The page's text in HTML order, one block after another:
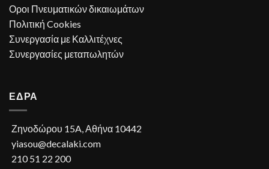
Οροι Πνευματικών δικαιωμάτων
Πολιτική Cookies
Συνεργασία με Καλλιτέχνες
Συνεργασίες μεταπωλητών
ΕΔΡΑ
Ζηνοδώρου 15A, Αθήνα 10442
yiasou@decalaki.com
210 51 22 200